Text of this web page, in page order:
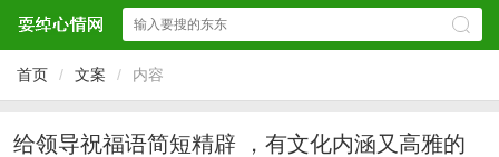
首页 / 文案 / 内容
给领导祝福语简短精辟 ，有文化内涵又高雅的